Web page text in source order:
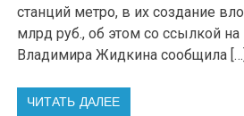
станций метро, в их создание
млрд руб., об этом со ссылкой
Владимира Жидкина сообщила […]
ЧИТАТЬ ДАЛЕЕ